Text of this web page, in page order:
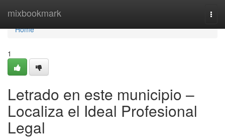
mixbookmark
Home
Home
1
Letrado en este municipio –
Localiza el Ideal Profesional
Legal